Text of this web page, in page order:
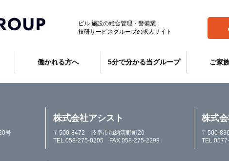
ビル 施設の総合管理・警備業
技研サービスグループの求人サイト
働かれる方へ 5分で分かる当グループ ご家
号
株式会社アシスト
〒500-8472 岐阜市加納清野町20
TEL.058-275-0205 FAX.058-275-2299
株式
〒500-